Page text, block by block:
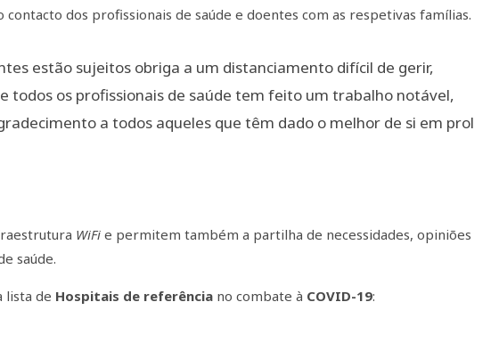
dos profissionais de saúde e doentes com as respetivas famílias.
estão sujeitos obriga a um distanciamento difícil de gerir,
todos os profissionais de saúde tem feito um trabalho notável,
a todos aqueles que têm dado o melhor de si em prol
WiFie permitem também a partilha de necessidades, opiniões
saúde.
lista de Hospitais de referência no combate à COVID-19: